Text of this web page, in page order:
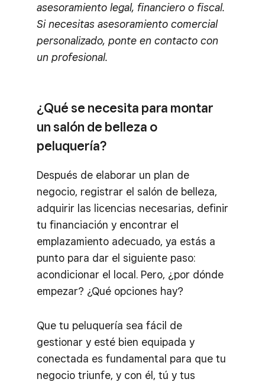
asesoramiento legal, financiero o fiscal.
Si necesitas asesoramiento comercial
personalizado, ponte en contacto con
un profesional.
¿Qué se necesita para montar
un salón de belleza o
peluquería?
Después de elaborar un plan de
negocio, registrar el salón de belleza,
adquirir las licencias necesarias, definir
tu financiación y encontrar el
emplazamiento adecuado, ya estás a
punto para dar el siguiente paso:
acondicionar el local. Pero, ¿por dónde
empezar? ¿Qué opciones hay?
Que tu peluquería sea fácil de
gestionar y esté bien equipada y
conectada es fundamental para que tu
negocio triunfe, y con él, tú y tus